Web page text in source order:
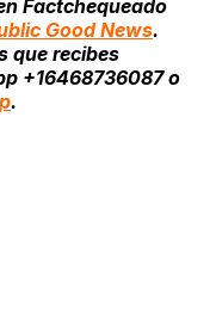
Factchequeado
Good News.
que recibes
+16468736087 o
.